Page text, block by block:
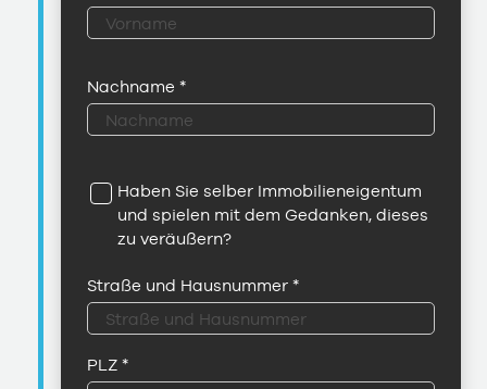
Nachname *
Haben Sie selber Immobilieneigentum
und spielen mit dem Gedanken, dieses
zu veräußern?
Straße und Hausnummer *
PLZ *